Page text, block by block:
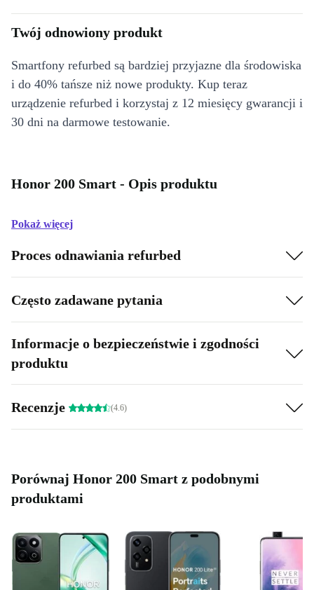
Twój odnowiony produkt
Smartfony refurbed są bardziej przyjazne dla środowiska
i do 40% tańsze niż nowe produkty. Kup teraz
urządzenie refurbed i korzystaj z 12 miesięcy gwarancji i
30 dni na darmowe testowanie.
Honor 200 Smart - Opis produktu
Pokaż więcej
Proces odnawiania refurbed
Często zadawane pytania
Informacje o bezpieczeństwie i zgodności
produktu
Recenzje (4.6)
Porównaj Honor 200 Smart z podobnymi
produktami